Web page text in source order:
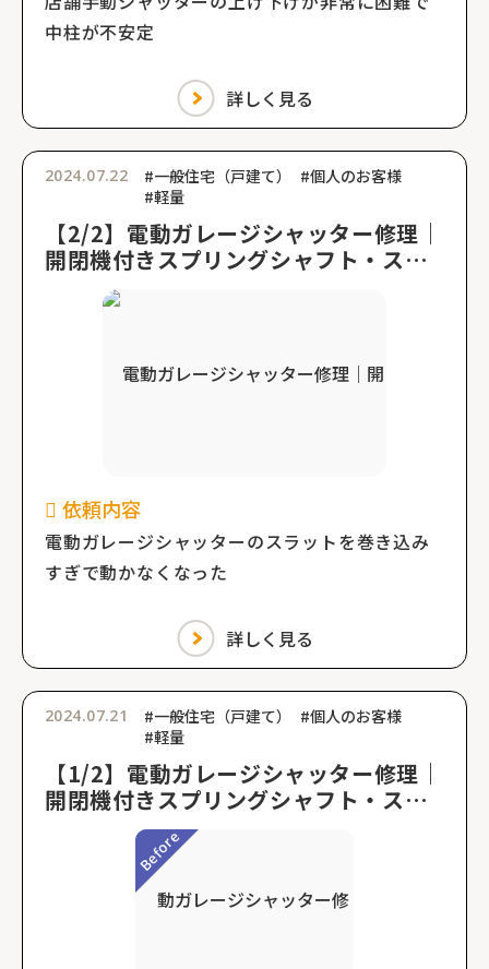
中柱が不安定
詳しく見る
2024.07.22 #一般住宅（戸建て）
#個人のお客様
#軽量
【2/2】電動ガレージシャッター修理｜
開閉機付きスプリングシャフト・スラ
ット交換工事
依頼内容
電動ガレージシャッターのスラットを巻き込み
すぎで動かなくなった
詳しく見る
2024.07.21 #一般住宅（戸建て）
#個人のお客様
#軽量
【1/2】電動ガレージシャッター修理｜
開閉機付きスプリングシャフト・スラ
ット交換工事